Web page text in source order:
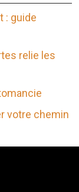
: guide
relie les
votre chemin